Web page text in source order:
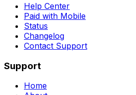
Help Center
Paid with Mobile
Status
Changelog
Contact Support
Support
Home